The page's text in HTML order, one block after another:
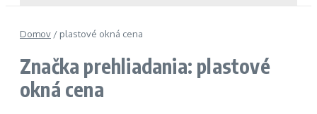
Domov / plastové okná cena
Značka prehliadania: plastové
okná cena